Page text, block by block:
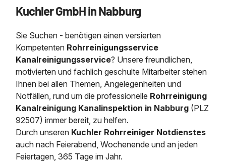
Kanalreinigung
Kanalinspektion
Grubenentleerung
24h Notdienst
Kosten Preise
Rohrreinigungsdienst
Wasserhaltung
Entleerung und Reinigung
Grubenentleerung und
Sickerschacht Reinigung
Abfallzwischenlager
Austausch von
Schießstandsanierung -
Geschosssandfang
Fettabscheider
Saugbagger / LuftförderanlageSaugbagger für Tiefbau
Saugbagger und Pumpen
Fermenter-Entleerung
Regenrückhaltebecken
Entschlammung
Trockensaugen von
etc.
Weitere Services mit
Heizung / Sanitär
Tiefbau
Unternehmen
Zertifikate /
Stellenangebote
Kuchler GmbH in Nabburg
Sie Suchen - benötigen einen versierten
Kompetenten Rohrreinigungsservice
Kanalreinigungsservice? Unsere freundlichen,
motivierten und fachlich geschulte Mitarbeiter stehen
Ihnen bei allen Themen, Angelegenheiten und
Notfällen, rund um die professionelle Rohrreinigung
Kanalreinigung Kanalinspektion in Nabburg (PLZ
92507) immer bereit, zu helfen.
Durch unseren Kuchler Rohrreiniger Notdienstes
auch nach Feierabend, Wochenende und an jeden
Feiertagen, 365 Tage im Jahr.